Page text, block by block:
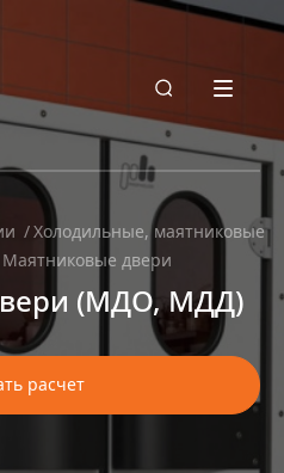
Холодильные, маятниковые
Маятниковые двери
(МДО, МДД)
расчет